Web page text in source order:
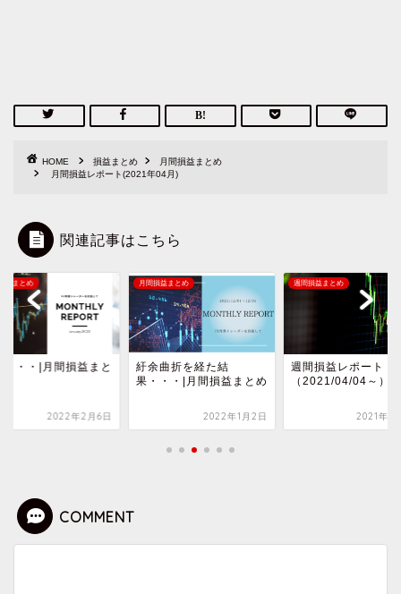
HOME 損益まとめ
月間損益まとめ
月間損益レポート(2021年04月)
関連記事はこちら
益まとめ
・・・|月間損益まと
2022年2月6日
月間損益まとめ
紆余曲折を経た結
果・・・|月間損益まとめ
2022年1月2日
週間損益まとめ
週間損益レポート
（2021/04/04～）
2021年4
COMMENT